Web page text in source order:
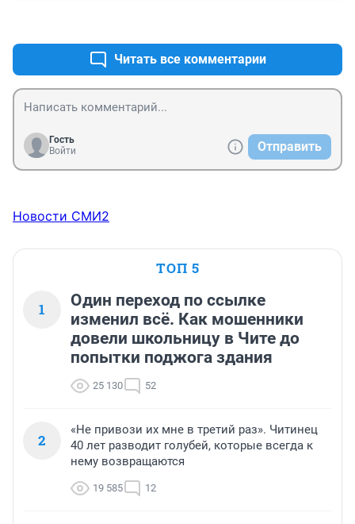
Дожди с далёкого берега
Дожди, косые дожди
Дожди.
Читать все комментарии
Гость
Войти
Отправить
Новости СМИ2
ТОП 5
1
Один переход по ссылке
изменил всё. Как мошенники
довели школьницу в Чите до
попытки поджога здания
25 130 52
2
«Не привози их мне в третий раз». Читинец
40 лет разводит голубей, которые всегда к
нему возвращаются
19 585 12